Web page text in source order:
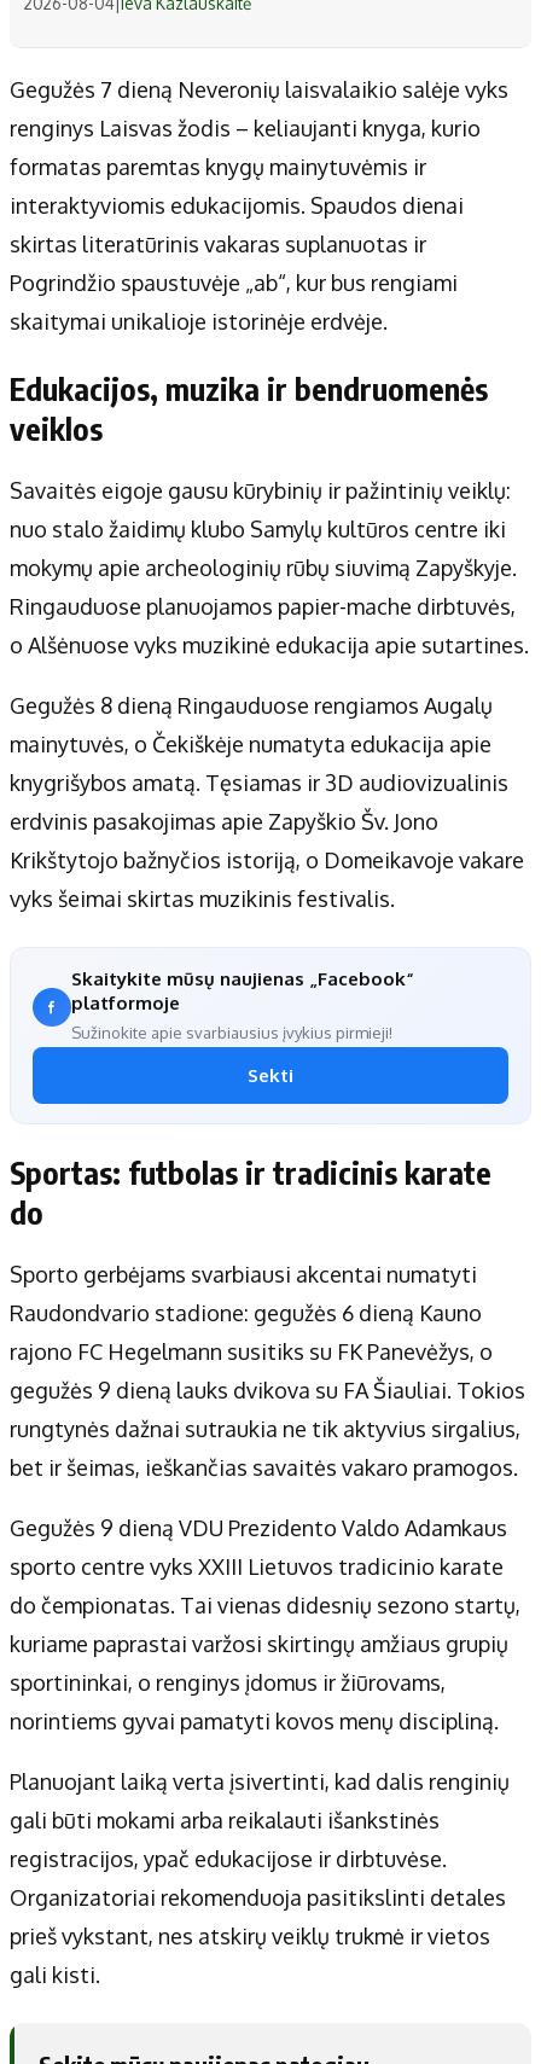
Gegužės 7 dieną Neveronių laisvalaikio salėje vyks
renginys Laisvas žodis – keliaujanti knyga, kurio
formatas paremtas knygų mainytuvėmis ir
interaktyviomis edukacijomis. Spaudos dienai
skirtas literatūrinis vakaras suplanuotas ir
Pogrindžio spaustuvėje „ab“, kur bus rengiami
skaitymai unikalioje istorinėje erdvėje.
Edukacijos, muzika ir bendruomenės
veiklos
Savaitės eigoje gausu kūrybinių ir pažintinių veiklų:
nuo stalo žaidimų klubo Samylų kultūros centre iki
mokymų apie archeologinių rūbų siuvimą Zapyškyje.
Ringauduose planuojamos papier-mache dirbtuvės,
o Alšėnuose vyks muzikinė edukacija apie sutartines.
Gegužės 8 dieną Ringauduose rengiamos Augalų
mainytuvės, o Čekiškėje numatyta edukacija apie
knygrišybos amatą. Tęsiamas ir 3D audiovizualinis
erdvinis pasakojimas apie Zapyškio Šv. Jono
Krikštytojo bažnyčios istoriją, o Domeikavoje vakare
vyks šeimai skirtas muzikinis festivalis.
Skaitykite mūsų naujienas „Facebook“
platformoje
Sužinokite apie svarbiausius įvykius pirmieji!
Sekti
Sportas: futbolas ir tradicinis karate
do
Sporto gerbėjams svarbiausi akcentai numatyti
Raudondvario stadione: gegužės 6 dieną Kauno
rajono FC Hegelmann susitiks su FK Panevėžys, o
gegužės 9 dieną lauks dvikova su FA Šiauliai. Tokios
rungtynės dažnai sutraukia ne tik aktyvius sirgalius,
bet ir šeimas, ieškančias savaitės vakaro pramogos.
Gegužės 9 dieną VDU Prezidento Valdo Adamkaus
sporto centre vyks XXIII Lietuvos tradicinio karate
do čempionatas. Tai vienas didesnių sezono startų,
kuriame paprastai varžosi skirtingų amžiaus grupių
sportininkai, o renginys įdomus ir žiūrovams,
norintiems gyvai pamatyti kovos menų discipliną.
Planuojant laiką verta įsivertinti, kad dalis renginių
gali būti mokami arba reikalauti išankstinės
registracijos, ypač edukacijose ir dirbtuvėse.
Organizatoriai rekomenduoja pasitikslinti detales
prieš vykstant, nes atskirų veiklų trukmė ir vietos
gali kisti.